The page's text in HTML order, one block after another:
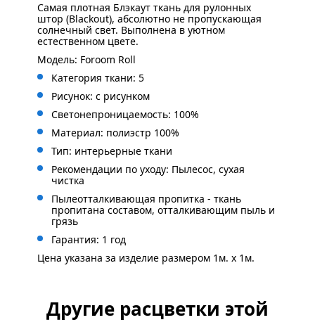
Самая плотная Блэкаут ткань для рулонных
штор (Blackout), абсолютно не пропускающая
солнечный свет. Выполнена в уютном
естественном цвете.
Модель: Foroom Roll
Категория ткани: 5
Рисунок: с рисунком
Светонепроницаемость: 100%
Материал: полиэстр 100%
Тип: интерьерные ткани
Рекомендации по уходу: Пылесос, сухая
чистка
Пылеотталкивающая пропитка - ткань
пропитана составом, отталкивающим пыль и
грязь
Гарантия: 1 год
Цена указана за изделие размером 1м. x 1м.
Другие расцветки этой